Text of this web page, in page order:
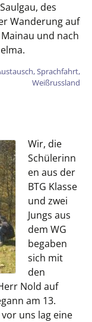
des
Wanderung auf
und nach
,Sprachfahrt,
Weißrussland
Wir, die
Schülerinn
en aus der
BTG Klasse
und zwei
Jungs aus
dem WG
begaben
sich mit
den
Nold auf
am 13.
uns lag eine